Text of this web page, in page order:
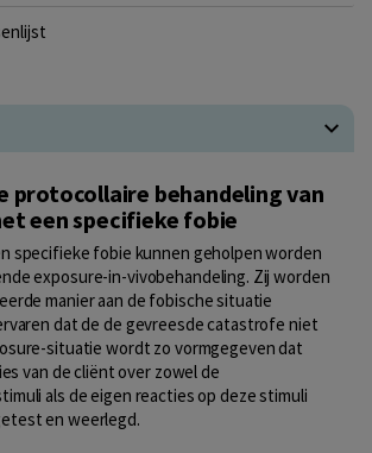
protocollaire behandeling van
een specifieke fobie
specifieke fobie kunnen geholpen worden
exposure-in-vivobehandeling. Zij worden
manier aan de fobische situatie
dat de de gevreesde catastrofe niet
situatie wordt zo vormgegeven dat
van de cliënt over zowel de
als de eigen reacties op deze stimuli
en weerlegd.